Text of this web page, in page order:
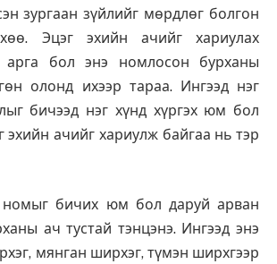
зургаан зүйлийг мөрдлөг болгон
Эцэг эхийн ачийг хариулах
арга бол энэ номлосон бурханы
олонд ихээр тараа. Ингээд нэг
бичээд нэг хүнд хүргэх юм бол
эхийн ачийг хариулж байгаа нь тэр
бичих юм бол даруй арван
ач тустай тэнцэнэ. Ингээд энэ
мянган ширхэг, түмэн ширхгээр